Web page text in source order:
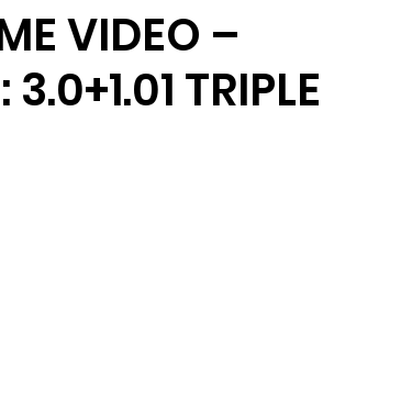
VIDEO –
TRIPLE